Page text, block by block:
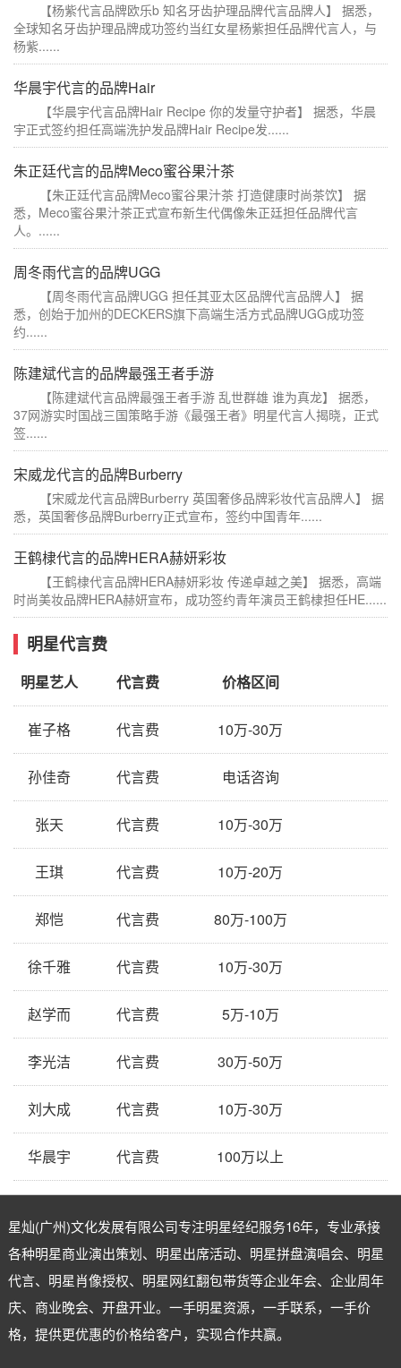
【杨紫代言品牌欧乐b 知名牙齿护理品牌代言品牌人】 据悉，
全球知名牙齿护理品牌成功签约当红女星杨紫担任品牌代言人，与
杨紫......
华晨宇代言的品牌Hair
【华晨宇代言品牌Hair Recipe 你的发量守护者】 据悉，华晨
宇正式签约担任高端洗护发品牌Hair Recipe发......
朱正廷代言的品牌Meco蜜谷果汁茶
【朱正廷代言品牌Meco蜜谷果汁茶 打造健康时尚茶饮】 据
悉，Meco蜜谷果汁茶正式宣布新生代偶像朱正廷担任品牌代言
人。......
周冬雨代言的品牌UGG
【周冬雨代言品牌UGG 担任其亚太区品牌代言品牌人】 据
悉，创始于加州的DECKERS旗下高端生活方式品牌UGG成功签
约......
陈建斌代言的品牌最强王者手游
【陈建斌代言品牌最强王者手游 乱世群雄 谁为真龙】 据悉，
37网游实时国战三国策略手游《最强王者》明星代言人揭晓，正式
签......
宋威龙代言的品牌Burberry
【宋威龙代言品牌Burberry 英国奢侈品牌彩妆代言品牌人】 据
悉，英国奢侈品牌Burberry正式宣布，签约中国青年......
王鹤棣代言的品牌HERA赫妍彩妆
【王鹤棣代言品牌HERA赫妍彩妆 传递卓越之美】 据悉，高端
时尚美妆品牌HERA赫妍宣布，成功签约青年演员王鹤棣担任HE......
明星代言费
明星艺人 代言费 价格区间
崔子格 代言费 10万-30万
孙佳奇 代言费 电话咨询
张天 代言费 10万-30万
王琪 代言费 10万-20万
郑恺 代言费 80万-100万
徐千雅 代言费 10万-30万
赵学而 代言费 5万-10万
李光洁 代言费 30万-50万
刘大成 代言费 10万-30万
华晨宇 代言费 100万以上
星灿(广州)文化发展有限公司专注明星经纪服务16年，专业承接
各种明星商业演出策划、明星出席活动、明星拼盘演唱会、明星
代言、明星肖像授权、明星网红翻包带货等企业年会、企业周年
庆、商业晚会、开盘开业。一手明星资源，一手联系，一手价
格，提供更优惠的价格给客户，实现合作共赢。